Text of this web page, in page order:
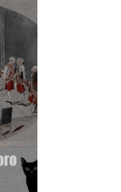
Павла
1781-